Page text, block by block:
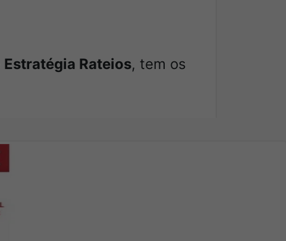
Estratégia Rateios, tem os